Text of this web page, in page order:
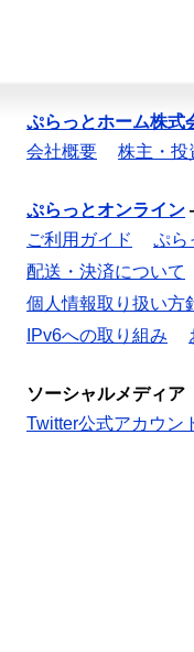
ぷらっとホーム株式
会社概要
株主・投
ぷらっとオンライン
ご利用ガイド
ぷら
配送・決済について
個人情報取り扱い方
IPv6への取り組み
ソーシャルメディア
Twitter公式アカウン